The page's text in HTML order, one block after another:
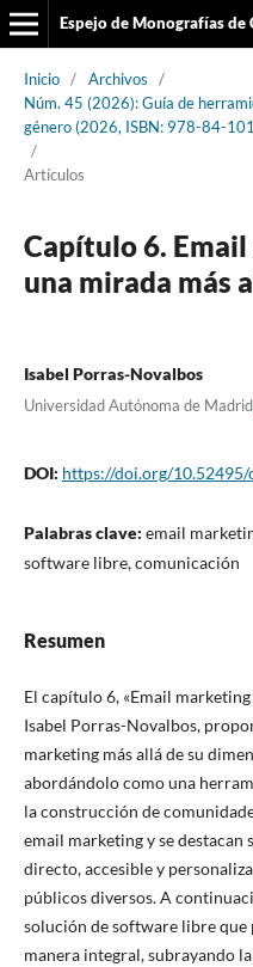
Espejo de Monografías de
Inicio / Archivos
/
Núm. 45 (2026): Guía de
género (2026, ISBN: 978-84-
/
Artículos
Capítulo 6.
una mirada más
Isabel Porras-Novalbos
Universidad Autónoma de Madrid
DOI: https://doi.org/10.52495/
Palabras clave: email
software libre, comunicación
Resumen
El capítulo 6, «Email
Isabel Porras-Novalbos,
marketing más allá de su
abordándolo como una
la construcción de
email marketing y se destacan
directo, accesible y
públicos diversos. A
solución de software libre que
manera integral, subrayando